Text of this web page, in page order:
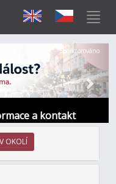
a kontakt
Další
Sponzorováno
V OKOLÍ